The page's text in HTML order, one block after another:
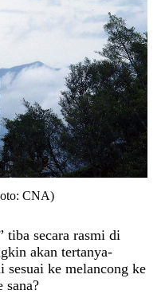
CNA)
tiba secara rasmi di
akan tertanya-
sesuai ke melancong ke
sana?